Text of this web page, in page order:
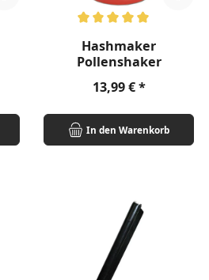
Hashmaker
Pollenshaker
Regulärer Preis:
13,99 €
In den Warenkorb